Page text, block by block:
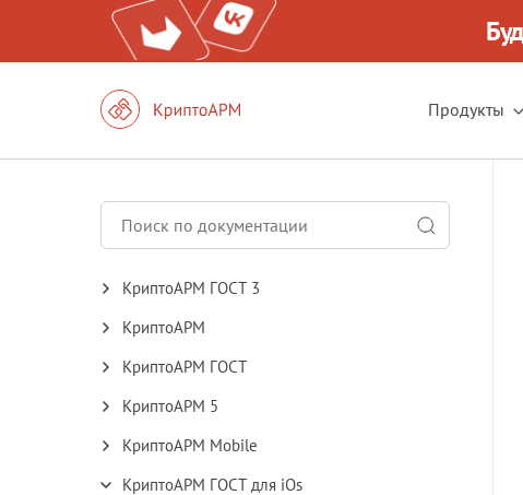
Продукты
КриптоАРМ ГОСТ 3
КриптоАРМ
КриптоАРМ Mobile
КриптоАРМ 5
КриптоАРМ ГОСТ
КриптоАРМ ГОСТ для iOs